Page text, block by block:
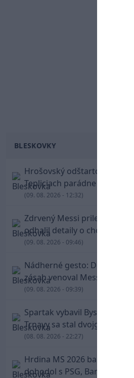
BLESKOVKY
Hrošovský odštartoval
Tepliciach parádne skóroval
(09. 08. 2026 - 12:32)
Zdrvený Messi priletel do
odhalil detaily o chorobe
(09. 08. 2026 - 09:46)
Nádherné gesto: De Paul po
zásah venoval Messimu po
(09. 08. 2026 - 09:39)
Spartak vybavil Bystricu za
Trnavy sa stal dvojgólový
(08. 08. 2026 - 22:27)
Hrdina MS 2026 balí kufre!
dohodol s PSG, Barcelona